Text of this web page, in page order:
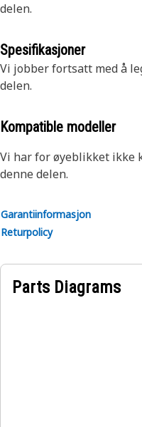
delen.
Spesifikasjoner
Vi jobber fortsatt med å
delen.
Kompatible modeller
Vi har for øyeblikket
denne delen.
Garantiinformasjon
Returpolicy
Parts Diagrams